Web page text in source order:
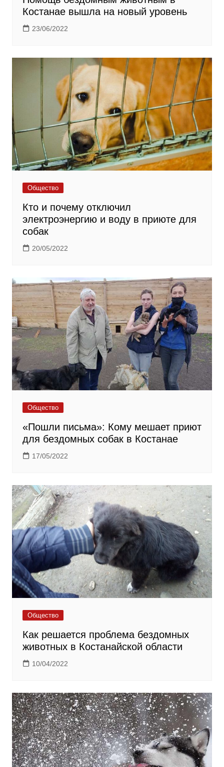
Костанае вышла на новый уровень
23/06/2022
Общество
Кто и почему отключил
электроэнергию и воду в приюте для
собак
20/05/2022
Общество
«Пошли письма»: Кому мешает приют
для бездомных собак в Костанае
17/05/2022
Общество
Как решается проблема бездомных
животных в Костанайской области
10/04/2022